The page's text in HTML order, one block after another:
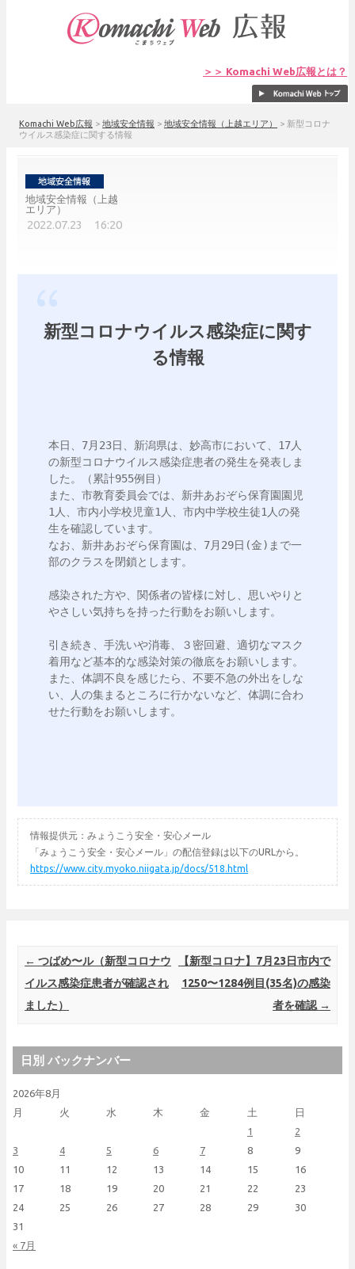
＞＞ Komachi Web広報とは？
Komachi Web広報 > 地域安全情報 > 地域安全情報（上越エリア） > 新型コロナ
ウイルス感染症に関する情報
地域安全情報（上越
エリア）
2022.07.23 16:20
新型コロナウイルス感染症に関す
る情報
本日、7月23日、新潟県は、妙高市において、17人
の新型コロナウイルス感染症患者の発生を発表しま
した。（累計955例目）
また、市教育委員会では、新井あおぞら保育園園児
1人、市内小学校児童1人、市内中学校生徒1人の発
生を確認しています。
なお、新井あおぞら保育園は、7月29日(金)まで一
部のクラスを閉鎖とします。
感染された方や、関係者の皆様に対し、思いやりと
やさしい気持ちを持った行動をお願いします。
引き続き、手洗いや消毒、３密回避、適切なマスク
着用など基本的な感染対策の徹底をお願いします。
また、体調不良を感じたら、不要不急の外出をしな
い、人の集まるところに行かないなど、体調に合わ
情報提供元：みょうこう安全・安心メール
「みょうこう安全・安心メール」の配信登録は以下のURLから。
https://www.city.myoko.niigata.jp/docs/518.html
Post navigation
← つばめ〜ル（新型コロナウ
イルス感染症患者が確認され
ました）
【新型コロナ】7月23日市内で
1250〜1284例目(35名)の感染
者を確認 →
日別 バックナンバー
2026年8月
月
火 水 木 金 土 日
« 7月
1
2
3
4 5 6 7 8
9
10
11 12 13 14 15
16
17
18 19 20 21 22
23
24
25 26 27 28 29
30
31